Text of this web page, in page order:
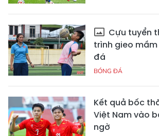
Cựu tuyển
trình gieo
đá
BÓNG ĐÁ
Kết quả bốc
Việt Nam vào
ngờ